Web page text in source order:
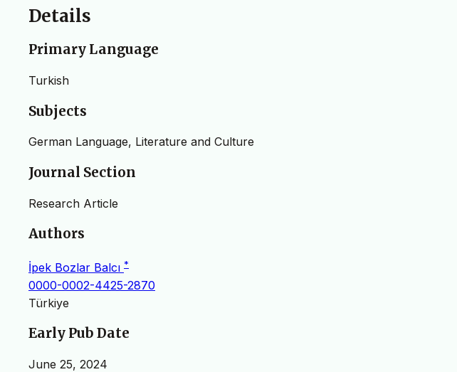
Details
Primary Language
Turkish
Subjects
German Language, Literature and Culture
Journal Section
Research Article
Authors
İpek Bozlar Balcı *
0000-0002-4425-2870
Türkiye
Early Pub Date
June 25, 2024